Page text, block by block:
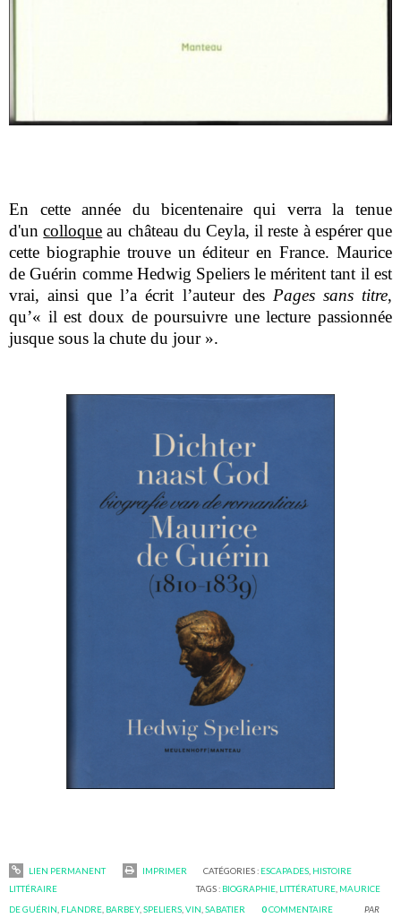
En cette année du bicentenaire qui verra la tenue
d'uncolloque au château du Ceyla, il reste à espérer que
cette biographie trouve un éditeur en France. Maurice
de Guérin comme Hedwig Speliers le méritent tant il est
vrai, ainsi que l’a écrit l’auteur des Pages sans titre,
qu’« il est doux de poursuivre une lecture passionnée
jusque sous la chute du jour ».
LIEN PERMANENT IMPRIMER CATÉGORIES : ESCAPADES, HISTOIRE
LITTÉRAIRE
TAGS : BIOGRAPHIE, LITTÉRATURE, MAURICE
DE GUÉRIN FLANDRE BARBEY,SPELIERS ,VIN ,SABATIER 0COMMENTAIRE
PAR